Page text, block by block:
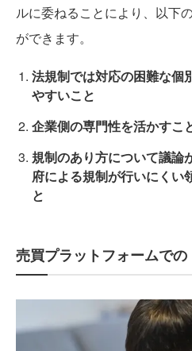
ルに委ねることにより、以下
ができます。
法規制では対応の困難な個
やすいこと
企業側の専門性を活かすこ
規制のあり方について議論
府による規制が行いにくい
と
売買プラットフォームでの